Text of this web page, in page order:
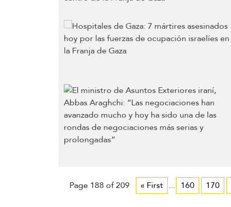
Page 188 of 209 « First ... 160 170